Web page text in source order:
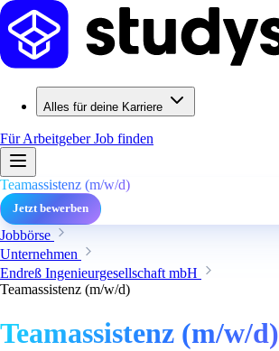
Alles für deine Karriere
Für ArbeitgeberJob finden
Teamassistenz (m/w/d)
Jetzt bewerben
Jobbörse
Unternehmen
Endreß Ingenieurgesellschaft mbH
Teamassistenz (m/w/d)
Teamassistenz (m/w/d)